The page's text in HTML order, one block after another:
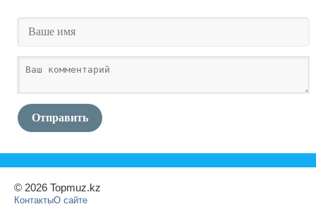
Отправить
© 2026 Topmuz.kz
КонтактыО сайте